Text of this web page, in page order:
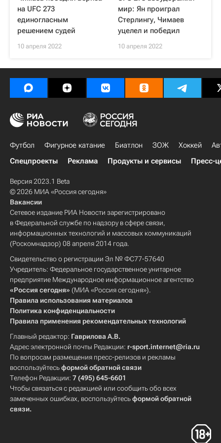
на UFC 273
единогласным
решением судей
10 апреля 2022
мир: Ян проиграл
Стерлингу, Чимаев
уцелел и победил
10 апреля 2022
Футбол Фигурное катание Биатлон ЗОЖ Хоккей
Спецпроекты
Реклама Продукты и сервисы Пресс-
Версия 2023.1 Beta
© 2026 МИА «Россия сегодня»
Вакансии
Сетевое издание РИА Новости зарегистрировано
в Федеральной службе по надзору в сфере связи,
информационных технологий и массовых коммуникаций
(Роскомнадзор) 08 апреля 2014 года.
Свидетельство о регистрации Эл № ФС77-57640
Учредитель: Федеральное государственное унитарное
предприятие Международное информационное агентство
«Россия сегодня» (МИА «Россия сегодня»).
Правила использования материалов
Политика конфиденциальности
Правила применения рекомендательных технологий
Главный редактор: Гаврилова А.В.
Адрес электронной почты Редакции: r-sport.internet@ria.ru
По вопросам размещения пресс-релизов и рекламы
воспользуйтесьформой обратной связи
Телефон Редакции: 7 (495) 645-6601
Чтобы связаться с редакцией или сообщить обо всех
замеченных ошибках, воспользуйтесьформой обратной
связи.